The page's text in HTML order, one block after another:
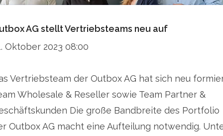
AG stellt Vertriebsteams neu auf
Oktober 2023 08:00
Vertriebsteam der Outbox AG hat sich neu
Wholesale & Reseller sowie Team Partner &
Die große Bandbreite des Portfolio
Outbox AG macht eine Aufteilung notwendig.